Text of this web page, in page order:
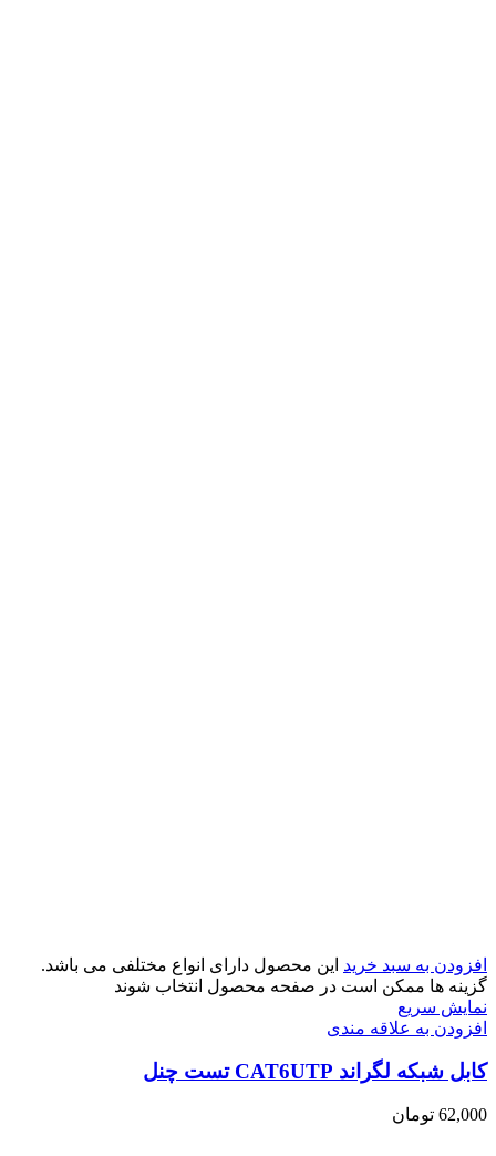
افزودن به سبد خرید این محصول دارای انواع مختلفی می باشد.
گزینه ها ممکن است در صفحه محصول انتخاب شوند
نمایش سریع
افزودن به علاقه مندی
کابل شبکه لگراند CAT6UTP تست چنل
62,000 تومان